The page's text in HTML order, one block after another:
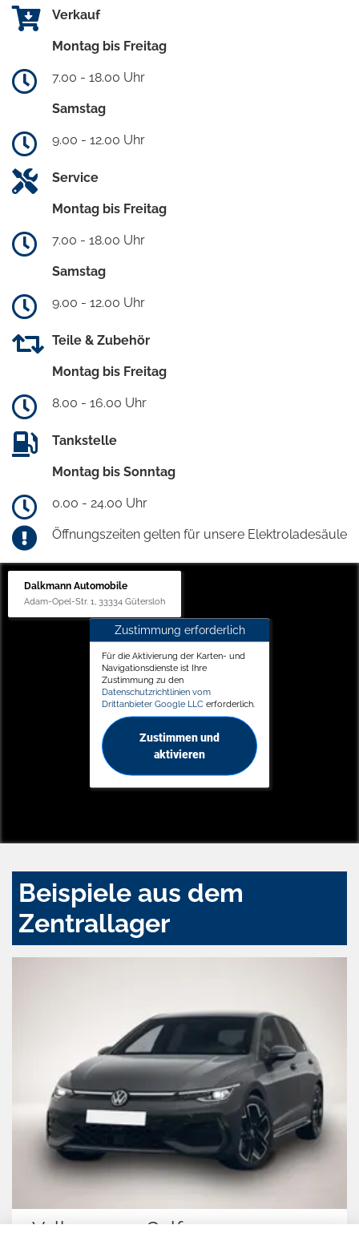
Verkauf
Montag bis Freitag
7.00 - 18.00 Uhr
Samstag
9.00 - 12.00 Uhr
Service
Montag bis Freitag
7.00 - 18.00 Uhr
Samstag
9.00 - 12.00 Uhr
Teile & Zubehör
Montag bis Freitag
8.00 - 16.00 Uhr
Tankstelle
Montag bis Sonntag
0.00 - 24.00 Uhr
Öffnungszeiten gelten für unsere Elektroladesäule
Dalkmann Automobile
Adam-Opel-Str. 1, 33334 Gütersloh
Zustimmung erforderlich
Für die Aktivierung der Karten- und
Navigationsdienste ist Ihre
Zustimmung zu den
Datenschutzrichtlinien vom
Drittanbieter Google LLC erforderlich.
Zustimmen und
aktivieren
Beispiele aus dem
Zentrallager
Volkswagen Golf